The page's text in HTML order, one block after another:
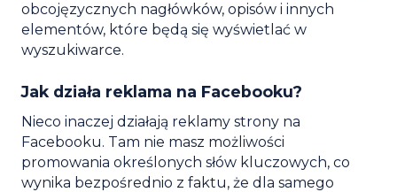
obcojęzycznych nagłówków, opisów i innych
elementów, które będą się wyświetlać w
wyszukiwarce.
Jak działa reklama na Facebooku?
Nieco inaczej działają reklamy strony na
Facebooku. Tam nie masz możliwości
promowania określonych słów kluczowych, co
wynika bezpośrednio z faktu, że dla samego